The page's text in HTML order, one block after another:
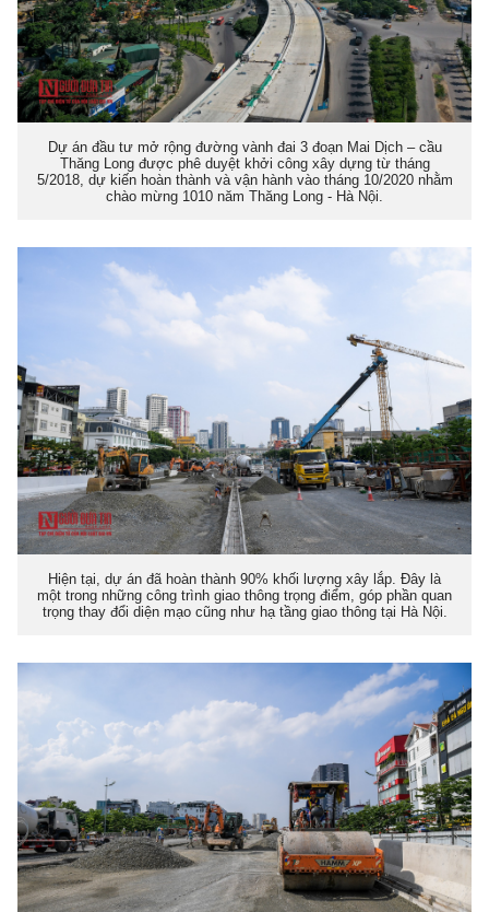
Dự án đầu tư mở rộng đường vành đai 3 đoạn Mai Dịch – cầu
Thăng Long được phê duyệt khởi công xây dựng từ tháng
5/2018, dự kiến hoàn thành và vận hành vào tháng 10/2020 nhằm
chào mừng 1010 năm Thăng Long - Hà Nội.
Hiện tại, dự án đã hoàn thành 90% khối lượng xây lắp. Đây là
một trong những công trình giao thông trọng điểm, góp phần quan
trọng thay đổi diện mạo cũng như hạ tầng giao thông tại Hà Nội.